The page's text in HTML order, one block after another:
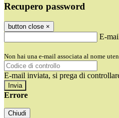
Recupero password
button close ×
E-
Non hai una e-mail associata al nome
E-mail inviata, si prega di
Errore
Chiudi